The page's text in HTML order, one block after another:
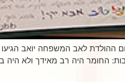
ההולדת לאב המשפחה יואב
החומר היה רב מאידך ולא היה